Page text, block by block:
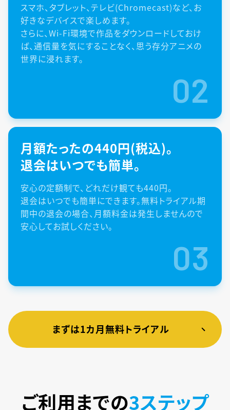
スマホ、タブレット、テレビ(Chromecast)など、お
好きなデバイスで楽しめます。
さらに、Wi-Fi環境で作品をダウンロードしておけ
ば、通信量を気にすることなく、思う存分アニメの
世界に浸れます。
02
月額たったの440円(税込)。
退会はいつでも簡単。
安心の定額制で、どれだけ観ても440円。
退会はいつでも簡単にできます。無料トライアル期
間中の退会の場合、月額料金は発生しませんので
安心してお試しください。
03
まずは1カ月無料トライアル
ご利用までの3ステップ